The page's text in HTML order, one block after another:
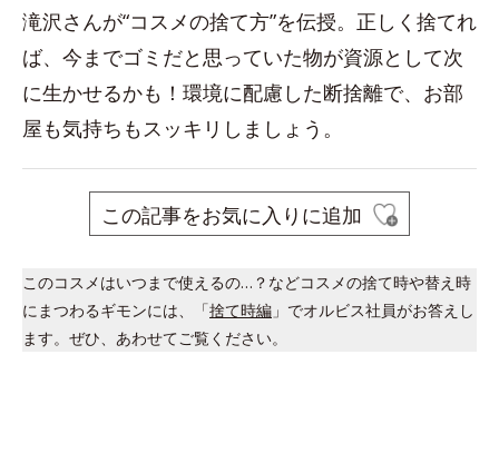
滝沢さんが“コスメの捨て方”を伝授。正しく捨てれ
ば、今までゴミだと思っていた物が資源として次
に生かせるかも！環境に配慮した断捨離で、お部
屋も気持ちもスッキリしましょう。
この記事をお気に入りに追加
このコスメはいつまで使えるの…？などコスメの捨て時や替え時
にまつわるギモンには、「捨て時編 」でオルビス社員がお答えし
ます。ぜひ、あわせてご覧ください。